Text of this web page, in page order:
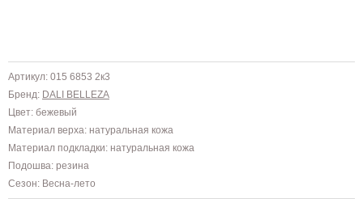
Артикул: 015 6853 2к3
Бренд: DALI BELLEZA
Цвет: бежевый
Материал верха: натуральная кожа
Материал подкладки: натуральная кожа
Подошва: резина
Сезон: Весна-лето